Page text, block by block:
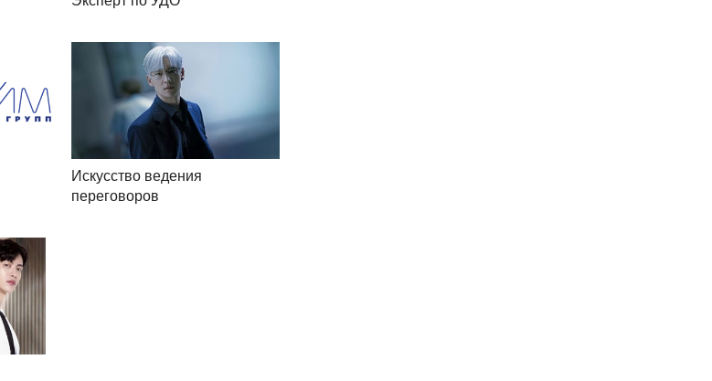
Искусство ведения
переговоров